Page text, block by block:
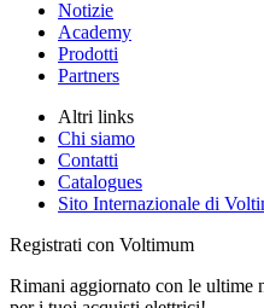
Notizie
Academy
Prodotti
Partners
Altri links
Chi siamo
Contatti
Catalogues
Sito Internazionale di
Registrati con Voltimum
Rimani aggiornato con le ultime